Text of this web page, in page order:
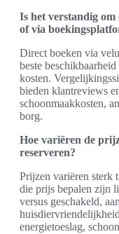
Is het verstandig
of via
Direct boeken via
beste
kosten.
bieden klantreviews
schoonmaakkosten,
borg.
Hoe variëren de
reserveren?
Prijzen variëren sterk
die prijs bepalen zijn
versus geschakeld,
energietoeslag,